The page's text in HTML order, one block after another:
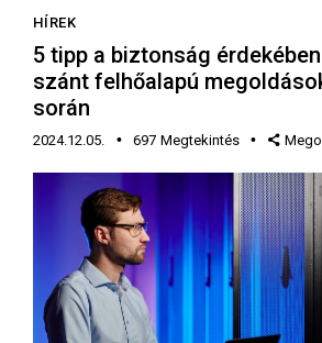
HÍREK
5 tipp a biztonság
szánt felhőalapú
során
2024.12.05. 697 Megtekintés